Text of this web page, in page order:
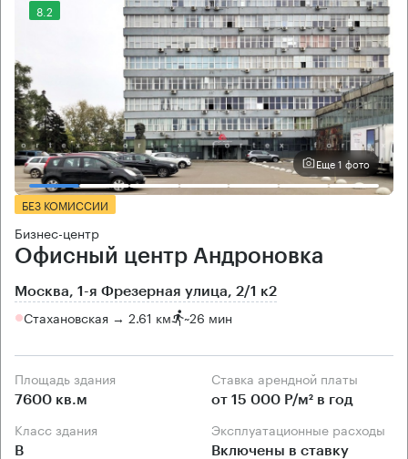
8.2
Еще 1 фото
БЕЗ КОМИССИИ
Бизнес-центр
Офисный центр Андроновка
Москва, 1-я Фрезерная улица, 2/1 к2
Стахановская → 2.61 км ~26 мин
Площадь здания
7600 кв.м
Ставка арендной платы
от 15 000 Р/м² в год
Класс здания
B
Эксплуатационные расходы
Включены в ставку